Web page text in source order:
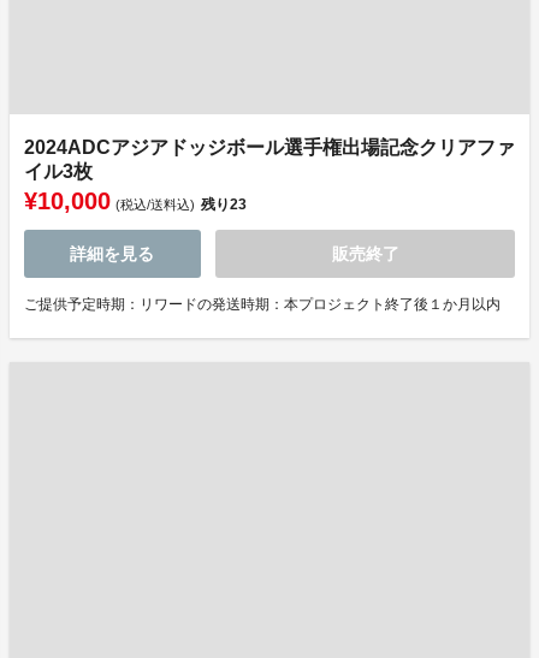
2024ADCアジアドッジボール選手権出場記念クリアファ
イル3枚
¥10,000 (税込/送料込) 残り23
詳細を見る 販売終了
ご提供予定時期：リワードの発送時期：本プロジェクト終了後１か月以内